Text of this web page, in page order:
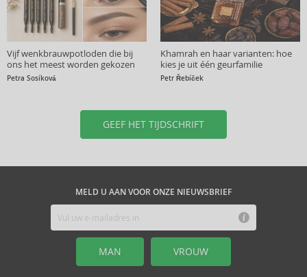
Vijf wenkbrauwpotloden die bij
ons het meest worden gekozen
Petra Sosíková
Khamrah en haar varianten: hoe
kies je uit één geurfamilie
Petr Řebíček
GEEF HET TIJDSCHRIFT
MELD U AAN VOOR ONZE NIEUWSBRIEF
MAN VROUW